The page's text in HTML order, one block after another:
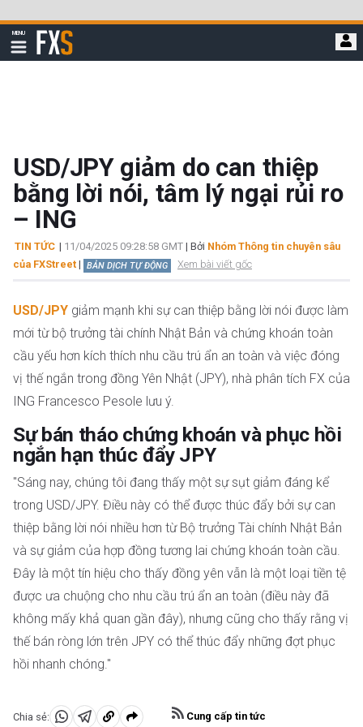
qua
đi
MENU
Hiển
thị
FXStreet
USD/JPY giảm do can thiệp
bằng lời nói, tâm lý ngại rủi ro
– ING
TIN TỨC | 11/04/2025 09:28:58 GMT | Bởi Nhóm Thông tin chuyên sâu
của FXStreet | BẢN DỊCH TỰ ĐỘNG Xem bài viết gốc
USD/JPY giảm mạnh khi sự can thiệp bằng lời nói được làm
mới từ bộ trưởng tài chính Nhật Bản và chứng khoán toàn
cầu yếu hơn kích thích nhu cầu trú ẩn an toàn và việc đóng
vị thế ngắn trong đồng Yên Nhật (JPY), nhà phân tích FX của
ING Francesco Pesole lưu ý.
Sự bán tháo chứng khoán và phục hồi
ngắn hạn thúc đẩy JPY
"Sáng nay, chúng tôi đang thấy một sự sụt giảm đáng kể
trong USD/JPY. Điều này có thể được thúc đẩy bởi sự can
thiệp bằng lời nói nhiều hơn từ Bộ trưởng Tài chính Nhật Bản
và sự giảm của hợp đồng tương lai chứng khoán toàn cầu.
Đây là một tín hiệu cho thấy đồng yên vẫn là một loại tiền tệ
được ưa chuộng cho nhu cầu trú ẩn an toàn (điều này đã
không mấy khả quan gần đây), nhưng cũng cho thấy rằng vị
thế bán ròng lớn trên JPY có thể thúc đẩy những đợt phục
hồi nhanh chóng."
Chia sẻ: Cung cấp tin tức